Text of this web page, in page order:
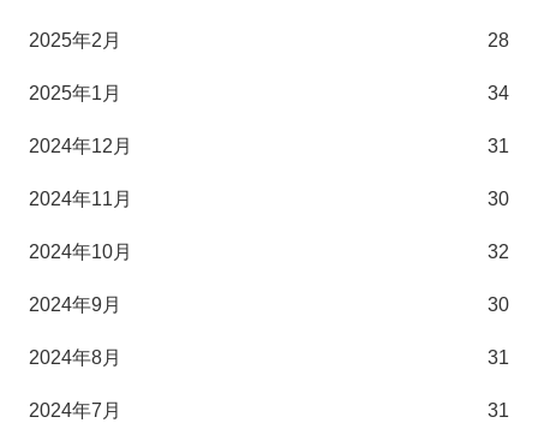
2025年2月 28
2025年1月 34
2024年12月 31
2024年11月 30
2024年10月 32
2024年9月 30
2024年8月 31
2024年7月 31